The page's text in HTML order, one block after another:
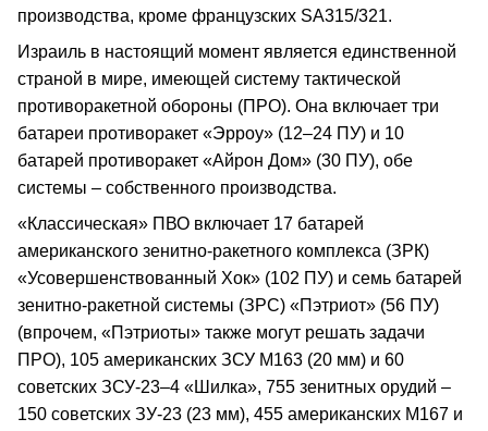
производства, кроме французских SA315/321.
Израиль в настоящий момент является единственной
страной в мире, имеющей систему тактической
противоракетной обороны (ПРО). Она включает три
батареи противоракет «Эрроу» (12–24 ПУ) и 10
батарей противоракет «Айрон Дом» (30 ПУ), обе
системы – собственного производства.
«Классическая» ПВО включает 17 батарей
американского зенитно-ракетного комплекса (ЗРК)
«Усовершенствованный Хок» (102 ПУ) и семь батарей
зенитно-ракетной системы (ЗРС) «Пэтриот» (56 ПУ)
(впрочем, «Пэтриоты» также могут решать задачи
ПРО), 105 американских ЗСУ М163 (20 мм) и 60
советских ЗСУ-23–4 «Шилка», 755 зенитных орудий –
150 советских ЗУ-23 (23 мм), 455 американских М167 и